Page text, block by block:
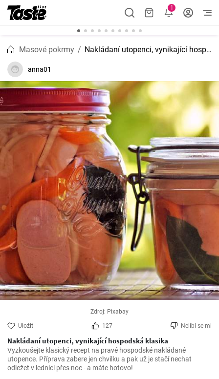
1
Masové pokrmy Nakládaní utopenci, vynikající hospodská klasika
anna01
Zdroj: Pixabay
Uložit 127 Nelíbí se mi
Nakládaní utopenci, vynikající hospodská klasika
Vyzkoušejte klasický recept na pravé hospodské nakládané
utopence. Příprava zabere jen chvilku a pak už je stačí nechat
odležet v lednici přes noc - a máte hotovo!